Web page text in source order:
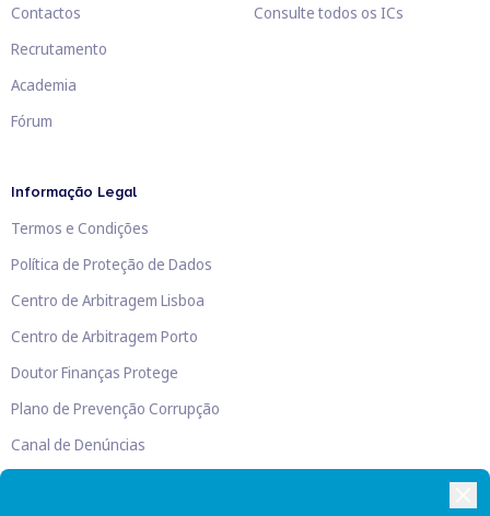
Contactos
Recrutamento
Academia
Fórum
Consulte todos os ICs
Informação Legal
Termos e Condições
Política de Proteção de Dados
Centro de Arbitragem Lisboa
Centro de Arbitragem Porto
Doutor Finanças Protege
Plano de Prevenção Corrupção
Canal de Denúncias